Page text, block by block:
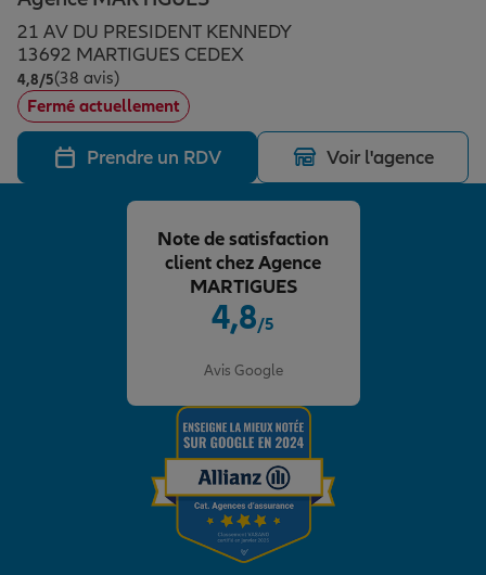
Assurance emprunteur
Prévoyance et dépendance
Assurance animal de compagnie
Protection de la famille
Protection juridique
Épargne & retraite
Plan épargne retraite
Assurance vie
Placements financiers
Investissements immobiliers
Transmission
Vos projets
Partir en vacances
Départ à la retraite
Préparer l’avenir
Conseil assurance
Assurance habitation
Le Pack Famille
Garantie des accidents de la vie
Allianz en France
21 AV DU PRESIDENT KENNEDY
13692 MARTIGUES CEDEX
4,8/5Note de 4.8 sur 5
(38 avis)
Fermé actuellement
Prendre un RDV Voir l'agence
4,8/5
Avis Google
Note de satisfaction
client chez Agence
MARTIGUES